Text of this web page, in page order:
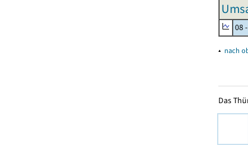
08
▴ nach
Das